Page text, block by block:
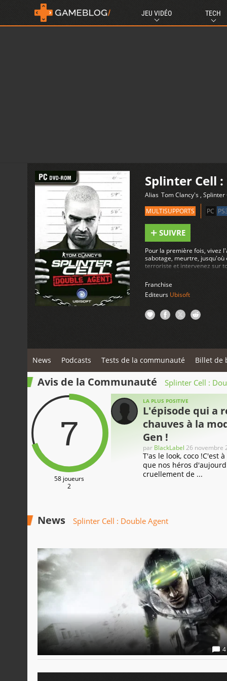
JEU VIDÉO TECH
Splinter Cell
Alias Tom Clancy's ,
MULTISUPPORTS
PC
SUIVRE
Pour la première fois, vivez
sabotage, meurtre,
terroriste et intervenez sur
des missions dont les
dénouements possibles...
Franchise
Editeurs Ubisoft
News Podcasts Tests de la communauté Billet de
Avis de la Communauté Splinter Cell :
7
58 joueurs
2
LA PLUS POSITIVE
L'épisode qui a
chauves à la
Gen !
par BlackLabel 26 novembre
T'as le look, coco !C'est
que nos héros
cruellement de ...
News Splinter Cell : Double Agent
4